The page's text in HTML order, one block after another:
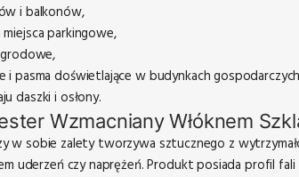
i balkonów,
parkingowe,
i pasma doświetlające w budynkach
daszki i osłony.
Wzmacniany Włóknem
w sobie zalety tworzywa sztucznego z
uderzeń czy naprężeń. Produkt posiada profil